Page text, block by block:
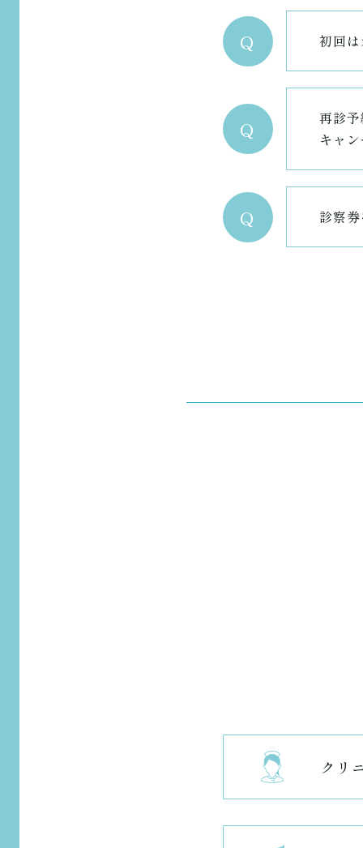
Q 初回
Q
再診
キャ
Q 診察
クリ